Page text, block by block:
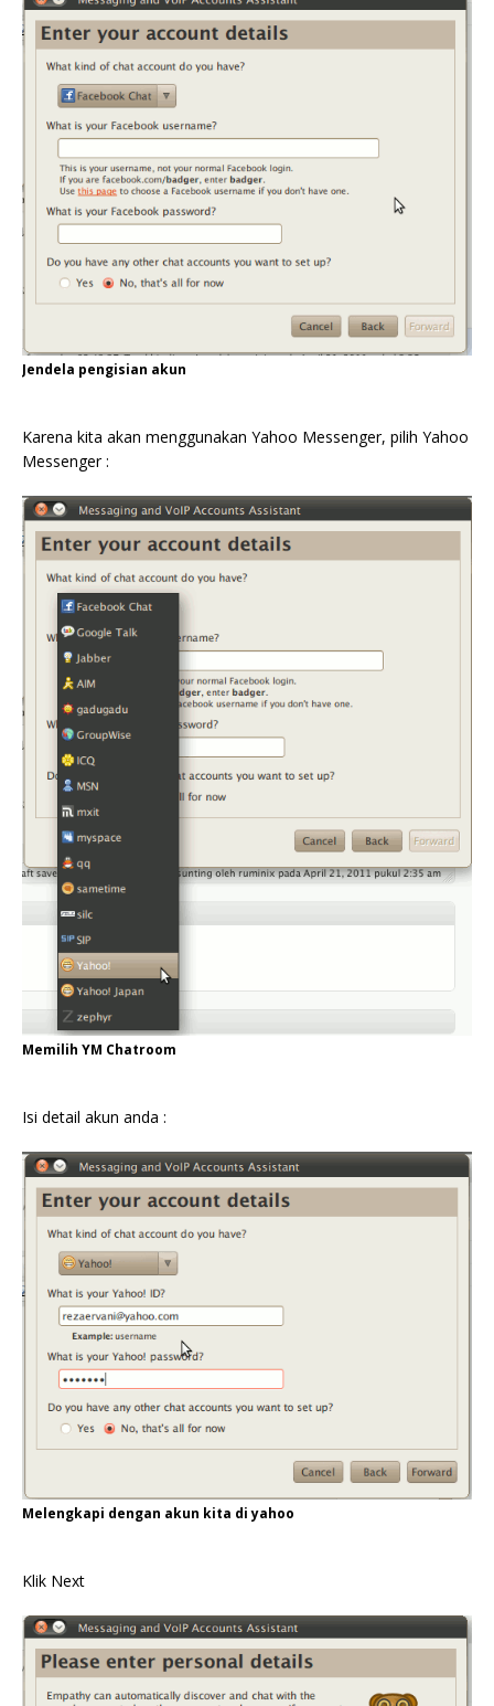
Jendela pengisian akun
Karena kita akan menggunakan Yahoo Messenger, pilih Yahoo
Messenger :
Memilih YM Chatroom
Isi detail akun anda :
Melengkapi dengan akun kita di yahoo
Klik Next